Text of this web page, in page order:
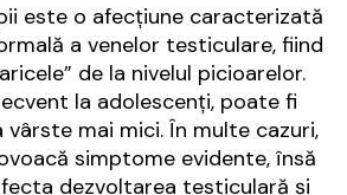
este o afecțiune caracterizată
a venelor testiculare, fiind
de la nivelul picioarelor.
la adolescenți, poate fi
mai mici. În multe cazuri,
simptome evidente, însă
dezvoltarea testiculară și